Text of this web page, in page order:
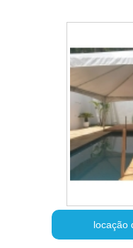
locação